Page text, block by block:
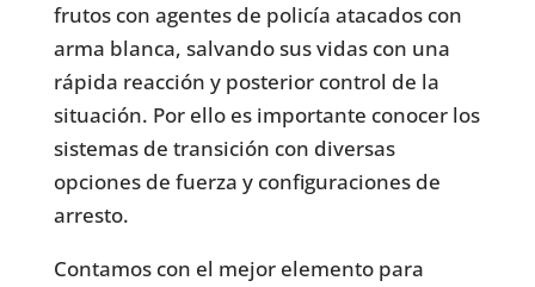
frutos con agentes de policía atacados con
arma blanca, salvando sus vidas con una
rápida reacción y posterior control de la
situación. Por ello es importante conocer los
sistemas de transición con diversas
opciones de fuerza y configuraciones de
arresto.
Contamos con el mejor elemento para